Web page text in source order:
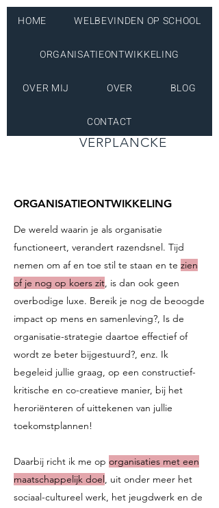
INÉS
VERPLANCKE
HOME WELBEVINDEN OP SCHOOL
ORGANISATIEONTWIKKELING
OVER MIJ OVER BLOG
CONTACT
ORGANISATIEONTWIKKELING
De wereld waarin je als organisatie
functioneert, verandert razendsnel. Tijd
nemen om af en toe stil te staan en te zien
of je nog op koers zit, is dan ook geen
overbodige luxe. Bereik je nog de beoogde
impact op mens en samenleving?, Is de
organisatie-strategie daartoe effectief of
wordt ze beter bijgestuurd?, enz. Ik
begeleid jullie graag, op een constructief-
kritische en co-creatieve manier, bij het
heroriënteren of uittekenen van jullie
toekomstplannen!
Daarbij richt ik me op organisaties met een
maatschappelijk doel, uit onder meer het
sociaal-cultureel werk, het jeugdwerk en de